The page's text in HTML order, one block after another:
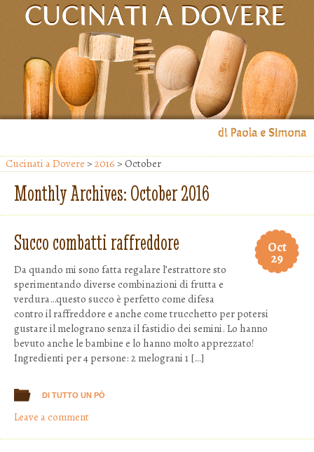
Cucinati a Dovere
Il blog di Paola e Simona
Cucinati a Dovere > 2016 > October
Monthly Archives:October 2016
Oct
29
Succo combatti raffreddore
Da quando mi sono fatta regalare l’estrattore sto
sperimentando diverse combinazioni di frutta e
verdura…questo succo è perfetto come difesa
contro il raffreddore e anche come trucchetto per potersi
gustare il melograno senza il fastidio dei semini. Lo hanno
bevuto anche le bambine e lo hanno molto apprezzato!
Ingredienti per 4 persone: 2 melograni 1 […]
DI TUTTO UN PÒ
Leave a comment